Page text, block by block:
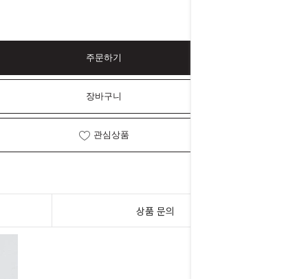
주문하기
장바구니
관심상품
상품 문의